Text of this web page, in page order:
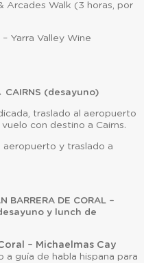
Arcades Walk (3 horas, por
Yarra Valley Wine
CAIRNS (desayuno)
traslado al aeropuerto
con destino a Cairns.
aeropuerto y traslado a
BARRERA DE CORAL –
y lunch de
– Michaelmas Cay
a guía de habla hispana para